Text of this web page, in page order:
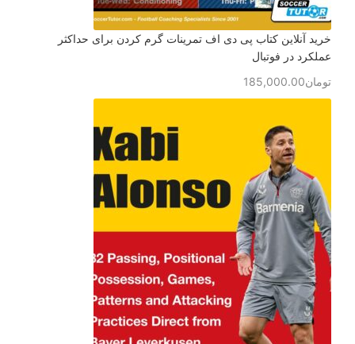
خرید آنلاین کتاب پی دی اف تمرینات گرم کردن برای حداکثر
عملکرد در فوتبال
تومان185,000.00